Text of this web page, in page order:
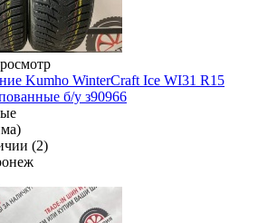
Kumho WinterCraft Ice WI31 R15
б/у з90966
(2)